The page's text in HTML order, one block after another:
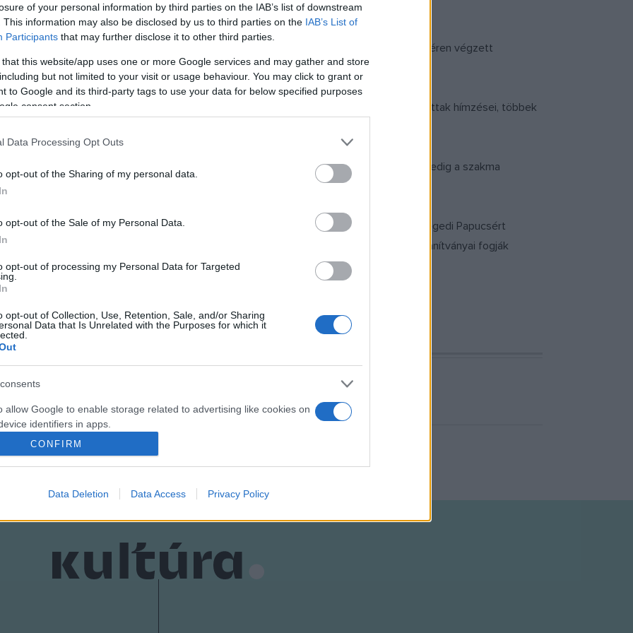
of your personal information by third parties on the IAB’s list of downstream
This information may also be disclosed by us to third parties on the IAB’s List of
Participants that may further disclose it to other third parties.
that this website/app uses one or more Google services and may gather and store
but not limited to your visit or usage behaviour. You may click to grant or
to Google and its third-party tags to use your data for below specified purposes
consent section.
Data Processing Opt Outs
opt-out of the Sharing of my personal data.
opt-out of the Sale of my Personal Data.
opt-out of processing my Personal Data for Targeted
opt-out of Collection, Use, Retention, Sale, and/or Sharing
Data that Is Unrelated with the Purposes for which it
allow Google to enable storage related to advertising like cookies on
identifiers in apps.
allow my user data to be sent to Google for online advertising
allow Google to send me personalized advertising.
allow Google to enable storage related to functionality of the website
CONFIRM
Data Deletion Data Access Privacy Policy
szóló kézműves tanfolyam megszervezésében.
több szakági tanfolyam oktatója volt. Sérült emberek tanításával is foglakozik, e téren végzett
A kreativitás gyógyító hatásának oktatója elismerésben részesült.
vesz részt aktívan és eredményesen a mai napig. Külföldi kiállításokra is eljutottak hímzései, többek
Lengyelország és Németország vásáraiba, kiállításaira.
címet, a Király Zsiga-díjat, számos kézműves szakmai elismerést, 2019-ben pedig a szakma
díjban részesült.
hímzett sokáig. A szegedi papucs hímzésének technikáját, motívumkincsét a Szegedi Papucsért
Háza közös tanfolyamain adta tovább. 2023 őszén a tanfolyamot már a tanítványai fogják
a háttérből segíti őket.
Csaba. Fotó: Hont Angéla